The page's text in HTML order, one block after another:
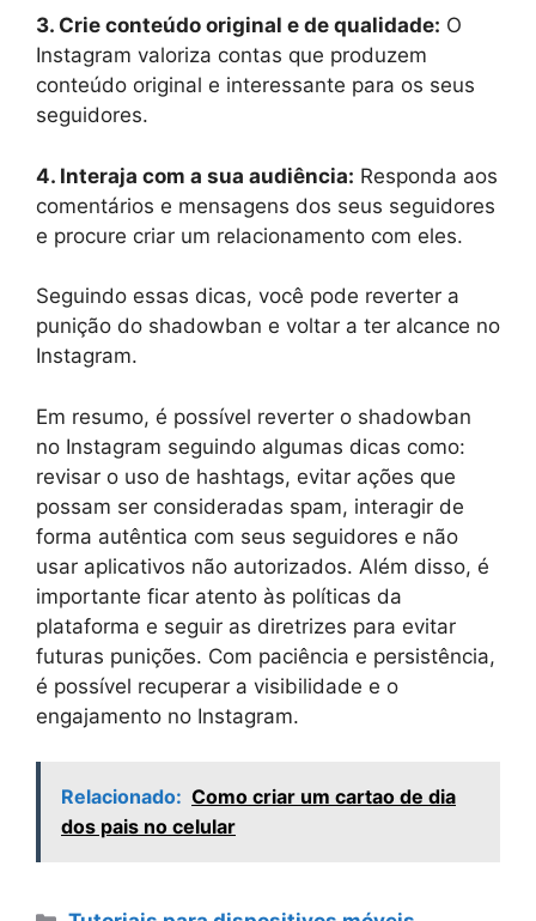
3. Crie conteúdo original e de qualidade: O
Instagram valoriza contas que produzem
conteúdo original e interessante para os seus
seguidores.
4. Interaja com a sua audiência: Responda aos
comentários e mensagens dos seus seguidores
e procure criar um relacionamento com eles.
Seguindo essas dicas, você pode reverter a
punição do shadowban e voltar a ter alcance no
Instagram.
Em resumo, é possível reverter o shadowban
no Instagram seguindo algumas dicas como:
revisar o uso de hashtags, evitar ações que
possam ser consideradas spam, interagir de
forma autêntica com seus seguidores e não
usar aplicativos não autorizados. Além disso, é
importante ficar atento às políticas da
plataforma e seguir as diretrizes para evitar
futuras punições. Com paciência e persistência,
é possível recuperar a visibilidade e o
engajamento no Instagram.
Relacionado: Como criar um cartao de dia
dos pais no celular